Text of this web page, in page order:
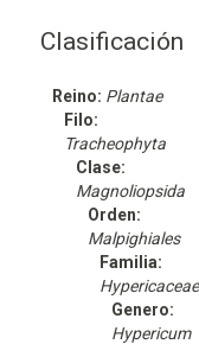
Clasificación
Reino: Plantae
Filo:
Tracheophyta
Clase:
Magnoliopsida
Orden:
Malpighiales
Familia:
Hypericaceae
Genero:
Hypericum